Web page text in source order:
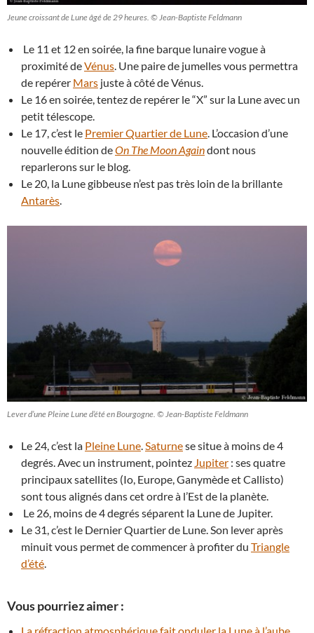
Jeune croissant de Lune âgé de 29 heures. © Jean-Baptiste Feldmann
Le 11 et 12 en soirée, la fine barque lunaire vogue à
proximité deVénus. Une paire de jumelles vous permettra
de repérer Mars juste à côté de Vénus.
Le 16 en soirée, tentez de repérer le “X” sur la Lune avec un
petit télescope.
Le 17, c’est le Premier Quartier de Lune. L’occasion d’une
nouvelle édition deOn The Moon Againdont nous
reparlerons sur le blog.
Le 20, la Lune gibbeuse n’est pas très loin de la brillante
Antarès.
Lever d’une Pleine Lune d’été en Bourgogne. © Jean-Baptiste Feldmann
Le 24, c’est la Pleine Lune.Saturnese situe à moins de 4
degrés. Avec un instrument, pointez Jupiter : ses quatre
principaux satellites (Io, Europe, Ganymède et Callisto)
sont tous alignés dans cet ordre à l’Est de la planète.
Le 26, moins de 4 degrés séparent la Lune de Jupiter.
Le 31, c’est le Dernier Quartier de Lune. Son lever après
minuit vous permet de commencer à profiter du Triangle
d’été.
Vous pourriez aimer :